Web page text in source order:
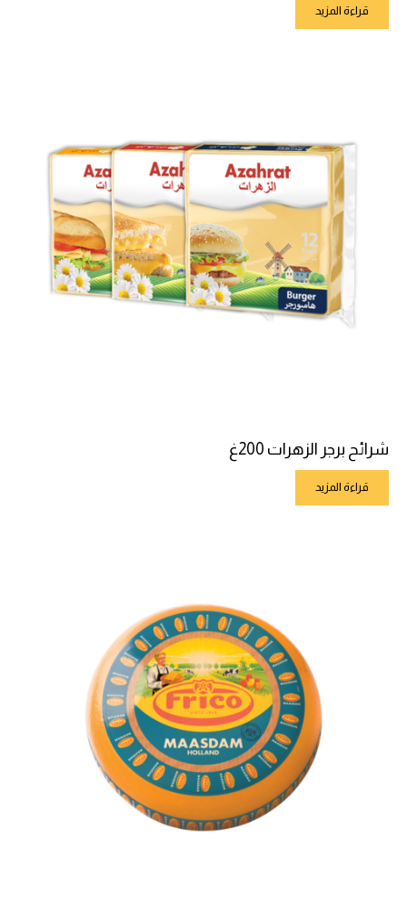
قراءة المزيد
شرائح برجر الزهرات 200غ
قراءة المزيد